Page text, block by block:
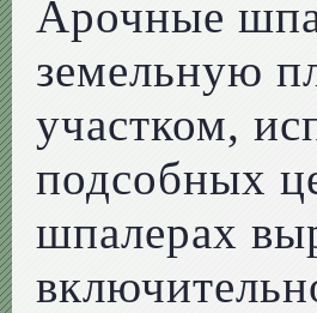
Арочные
земельную
участком,
подсобных
шпалерах